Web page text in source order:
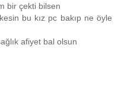
bir çekti bilsen
bu kız pc bakıp ne öyle
afiyet bal olsun